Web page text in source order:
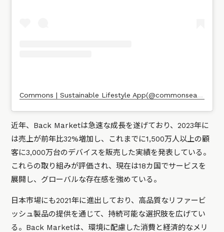
Commons | Sustainable Lifestyle App(@commonsearth)がシェアした投稿
近年、Back Marketは急速な成長を遂げており、2023年に
は売上が前年比32%増加し、これまでに1,500万人以上の顧
客に3,000万台のデバイスを販売した実績を発表している。
これらの取り組みが評価され、現在は18カ国でサービスを
展開し、グローバルな存在感を強めている。
日本市場にも2021年に進出しており、高品質なリファービ
ッシュ製品の提供を通じて、持続可能な選択肢を広げてい
る。Back Marketは、環境に配慮した消費と経済的なメリ